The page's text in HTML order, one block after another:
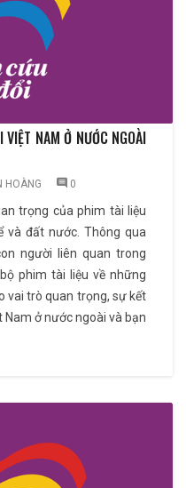
NAM Ở NƯỚC NGOÀI
HOÀNG 0
trọng của phim tài liệu
và đất nước. Thông qua
người liên quan trong
phim tài liệu về những
vai trò quan trọng, sự kết
ở nước ngoài và bạn